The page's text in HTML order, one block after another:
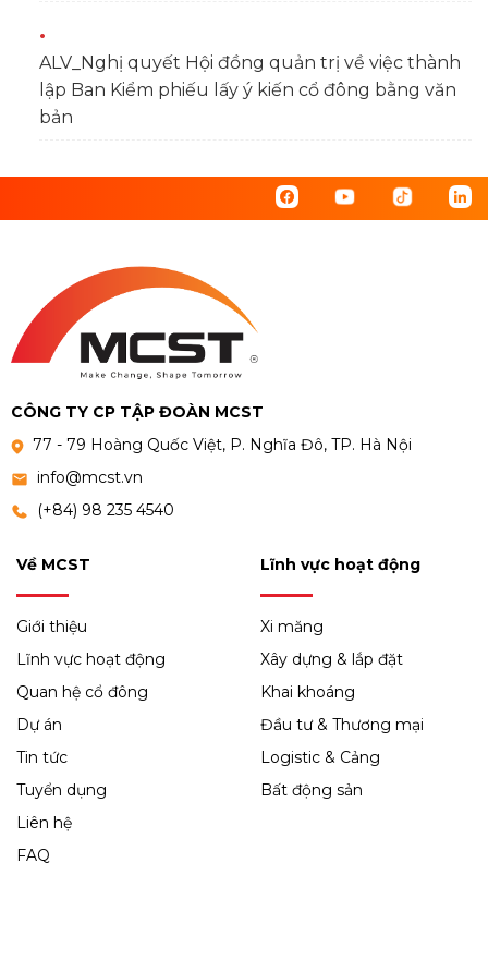
ALV_Nghị quyết Hội đồng quản trị về việc thành
lập Ban Kiểm phiếu lấy ý kiến cổ đông bằng văn
bản
CÔNG TY CP TẬP ĐOÀN MCST
77 - 79 Hoàng Quốc Việt, P. Nghĩa Đô, TP. Hà Nội
info@mcst.vn
(+84) 98 235 4540
Về MCST
Giới thiệu
Lĩnh vực hoạt động
Quan hệ cổ đông
Dự án
Tin tức
Tuyển dụng
Liên hệ
FAQ
Lĩnh vực hoạt động
Xi măng
Xây dựng & lắp đặt
Khai khoáng
Đầu tư & Thương mại
Logistic & Cảng
Bất động sản